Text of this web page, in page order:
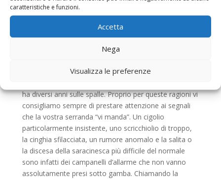
caratteristiche e funzioni.
Accetta
Nega
Visualizza le preferenze
corretta manutenzione. Infatti, anche questo tipo di
strutture, come qualsiasi altra cosa, ha bisogno di
essere controllato. Noi diRiparazione Tapparelle
Madonnetta, sappiamo bene che gli impegni
quotidiani, la vita frenetica di tutti i giorni e la
principale della rottura o del danneggiamento di
ha diversi anni sulle spalle. Proprio per queste ragioni vi
consigliamo sempre di prestare attenzione ai segnali
che la vostra serranda “vi manda”. Un cigolio
particolarmente insistente, uno scricchiolio di troppo,
la cinghia sfilacciata, un rumore anomalo e la salita o
la discesa della saracinesca più difficile del normale
sono infatti dei campanelli d’allarme che non vanno
assolutamente presi sotto gamba. Chiamando la